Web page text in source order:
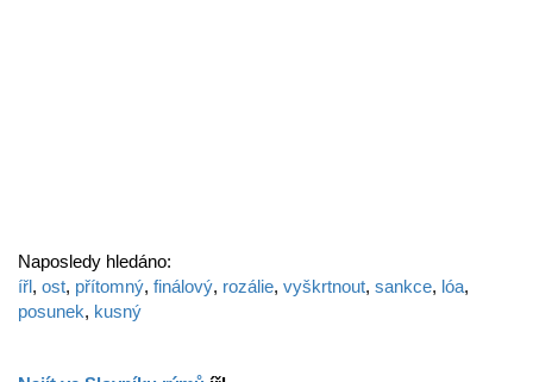
Naposledy hledáno:
ířl, ost, přítomný, finálový, rozálie, vyškrtnout, sankce, lóa,
posunek, kusný